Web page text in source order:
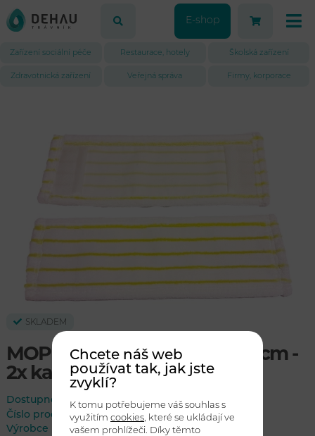
E-shop
Zařízení sociální péče Restaurace, hotely Školská zařízení
Zdravotnická zařízení Veřejná správa Firmy, korporace
SKLADEM
MOP MIKRO BÍLO-ŽLUTÝ 40 cm -
2x kapsa
Dostupnost:skladem
Číslo produktu 942540
Výrobce
Chcete náš web
používat tak, jak jste
zvyklí?
K tomu potřebujeme váš souhlas s
využitím cookies , které se ukládají ve
vašem prohlížeči. Díky těmto